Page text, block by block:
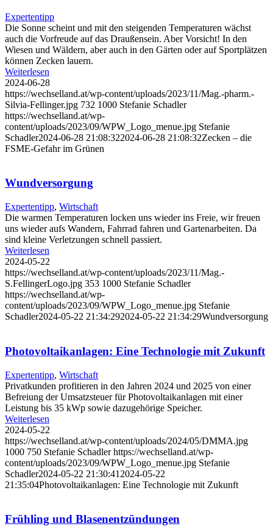
Expertentipp
Die Sonne scheint und mit den steigenden Temperaturen wächst
auch die Vorfreude auf das Draußensein. Aber Vorsicht! In den
Wiesen und Wäldern, aber auch in den Gärten oder auf Sportplätzen
können Zecken lauern.
Weiterlesen
2024-06-28
https://wechselland.at/wp-content/uploads/2023/11/Mag.-pharm.-
Silvia-Fellinger.jpg 732 1000 Stefanie Schadler
https://wechselland.at/wp-
content/uploads/2023/09/WPW_Logo_menue.jpg Stefanie
Schadler2024-06-28 21:08:322024-06-28 21:08:32Zecken – die
FSME-Gefahr im Grünen
Wundversorgung
Expertentipp, Wirtschaft
Die warmen Temperaturen locken uns wieder ins Freie, wir freuen
uns wieder aufs Wandern, Fahrrad fahren und Gartenarbeiten. Da
sind kleine Verletzungen schnell passiert.
Weiterlesen
2024-05-22
https://wechselland.at/wp-content/uploads/2023/11/Mag.-
S.FellingerLogo.jpg 353 1000 Stefanie Schadler
https://wechselland.at/wp-
content/uploads/2023/09/WPW_Logo_menue.jpg Stefanie
Schadler2024-05-22 21:34:292024-05-22 21:34:29Wundversorgung
Photovoltaikanlagen: Eine Technologie mit Zukunft
Expertentipp, Wirtschaft
Privatkunden profitieren in den Jahren 2024 und 2025 von einer
Befreiung der Umsatzsteuer für Photovoltaikanlagen mit einer
Leistung bis 35 kWp sowie dazugehörige Speicher.
Weiterlesen
2024-05-22
https://wechselland.at/wp-content/uploads/2024/05/DMMA.jpg
1000 750 Stefanie Schadler https://wechselland.at/wp-
content/uploads/2023/09/WPW_Logo_menue.jpg Stefanie
Schadler2024-05-22 21:30:41 2024-05-22
21:35:04Photovoltaikanlagen: Eine Technologie mit Zukunft
Frühling und Blasenentzündungen